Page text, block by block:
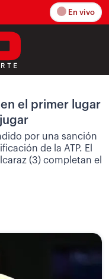
En vivo
el primer lugar
por una sanción
de la ATP. El
(3) completan el